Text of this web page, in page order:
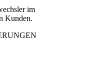
im
Kunden.